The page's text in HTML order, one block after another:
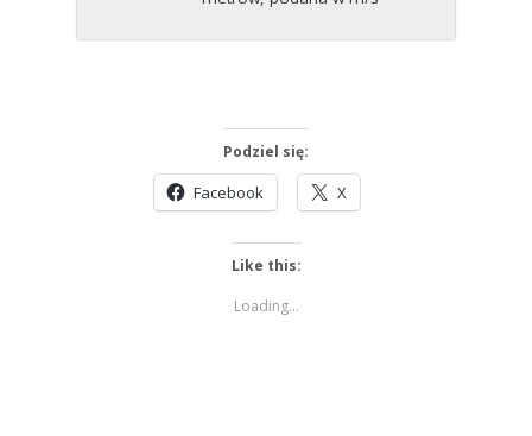
Podziel się:
Facebook X
Like this:
Loading...